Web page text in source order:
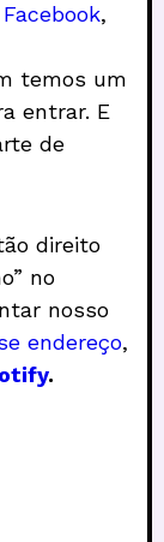
Facebook,
temos um
entrar. E
de
direito
no
nosso
endereço,
.